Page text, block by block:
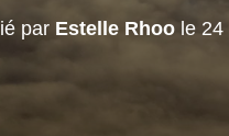
par Estelle Rhoo le 24